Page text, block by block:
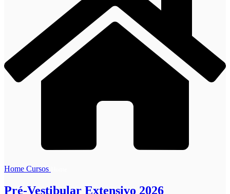
Home Cursos
Pré-Vestibular Extensivo 2026